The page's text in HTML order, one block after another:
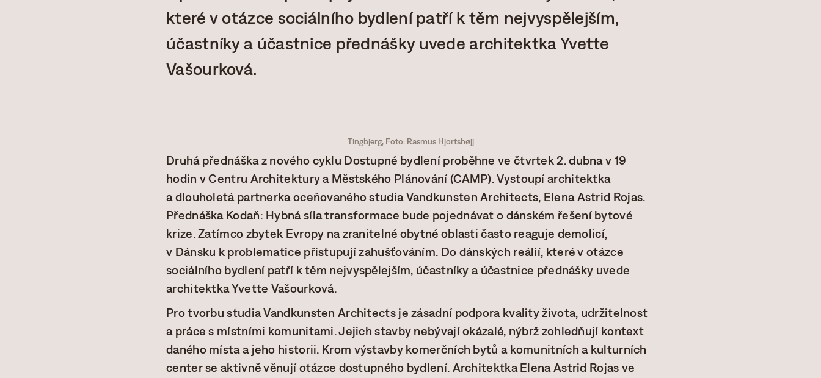
které v otázce sociálního bydlení patří k těm nejvyspělejším,
účastníky a účastnice přednášky uvede architektka Yvette
Vašourková.
Tingbjerg, Foto: Rasmus Hjortshøjj
Druhá přednáška z nového cyklu Dostupné bydlení proběhne ve čtvrtek 2. dubna v 19
hodin v Centru Architektury a Městského Plánování (CAMP). Vystoupí architektka
a dlouholetá partnerka oceňovaného studia Vandkunsten Architects, Elena Astrid Rojas.
Přednáška Kodaň: Hybná síla transformace bude pojednávat o dánském řešení bytové
krize. Zatímco zbytek Evropy na zranitelné obytné oblasti často reaguje demolicí,
v Dánsku k problematice přistupují zahušťováním. Do dánských reálií, které v otázce
sociálního bydlení patří k těm nejvyspělejším, účastníky a účastnice přednášky uvede
architektka Yvette Vašourková.
Pro tvorbu studia Vandkunsten Architects je zásadní podpora kvality života, udržitelnost
a práce s místními komunitami. Jejich stavby nebývají okázalé, nýbrž zohledňují kontext
daného místa a jeho historii. Krom výstavby komerčních bytů a komunitních a kulturních
center se aktivně věnují otázce dostupného bydlení. Architektka Elena Astrid Rojas ve